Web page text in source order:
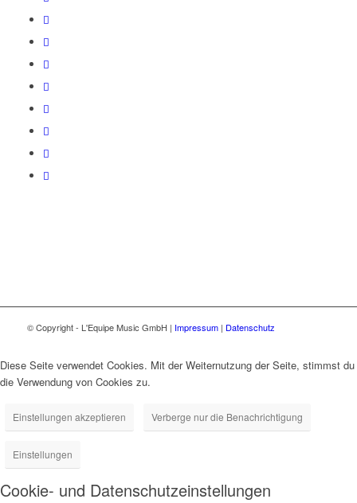
© Copyright - L'Equipe Music GmbH | Impressum | Datenschutz
Diese Seite verwendet Cookies. Mit der Weiternutzung der Seite, stimmst du
die Verwendung von Cookies zu.
Einstellungen akzeptieren Verberge nur die Benachrichtigung
Einstellungen
Cookie- und Datenschutzeinstellungen